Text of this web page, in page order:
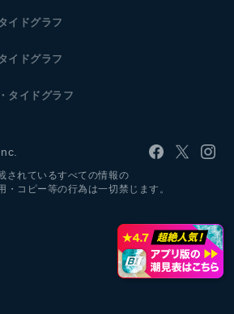
イドグラフ
イドグラフ
タイドグラフ
されているすべての情報の
・コピー等の行為は一切禁じます。